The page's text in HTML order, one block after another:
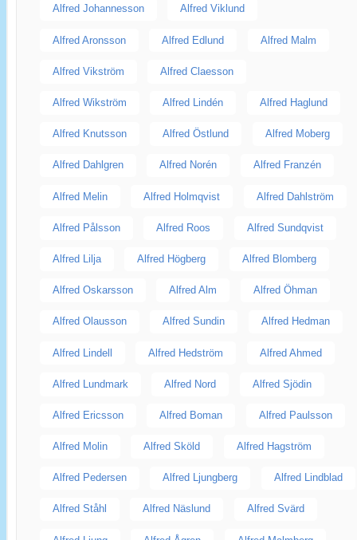
Alfred Johannesson Alfred Viklund
Alfred Aronsson Alfred Edlund Alfred Malm
Alfred Vikström Alfred Claesson
Alfred Wikström Alfred Lindén Alfred Haglund
Alfred Knutsson Alfred Östlund Alfred Moberg
Alfred Dahlgren Alfred Norén Alfred Franzén
Alfred Melin Alfred Holmqvist Alfred Dahlström
Alfred Pålsson Alfred Roos Alfred Sundqvist
Alfred Lilja Alfred Högberg Alfred Blomberg
Alfred Oskarsson Alfred Alm Alfred Öhman
Alfred Olausson Alfred Sundin Alfred Hedman
Alfred Lindell Alfred Hedström Alfred Ahmed
Alfred Lundmark Alfred Nord Alfred Sjödin
Alfred Ericsson Alfred Boman Alfred Paulsson
Alfred Molin Alfred Sköld Alfred Hagström
Alfred Pedersen Alfred Ljungberg Alfred Lindblad
Alfred Ståhl Alfred Näslund Alfred Svärd